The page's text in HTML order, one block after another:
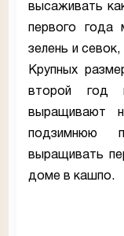
высаживать
первого года
зелень и
Крупных
второй год
выращивают
подзимнюю
выращивать
доме в кашпо.